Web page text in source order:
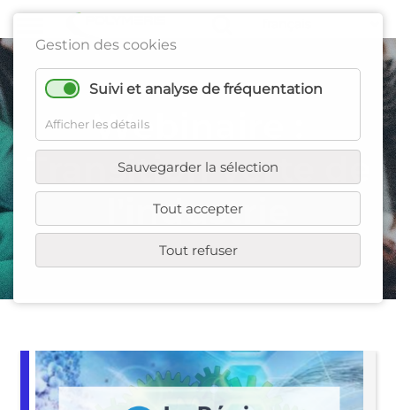
Gestion des cookies
Suivi et analyse de fréquentation
Afficher les détails
Sauvegarder la sélection
Tout accepter
Tout refuser
Webinaire :
Transition verte de
l'industrie